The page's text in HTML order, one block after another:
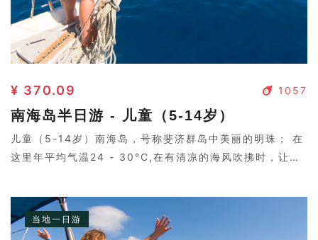
1057
¥ 370.09
南海岛半日游 - 儿童（5-14岁）
儿童（5-14岁）南海岛，号称斐济群岛中美丽的明珠； 在
这里年平均气温24 - 30°C,在有清凉的海风吹拂时，让您
当地一日游